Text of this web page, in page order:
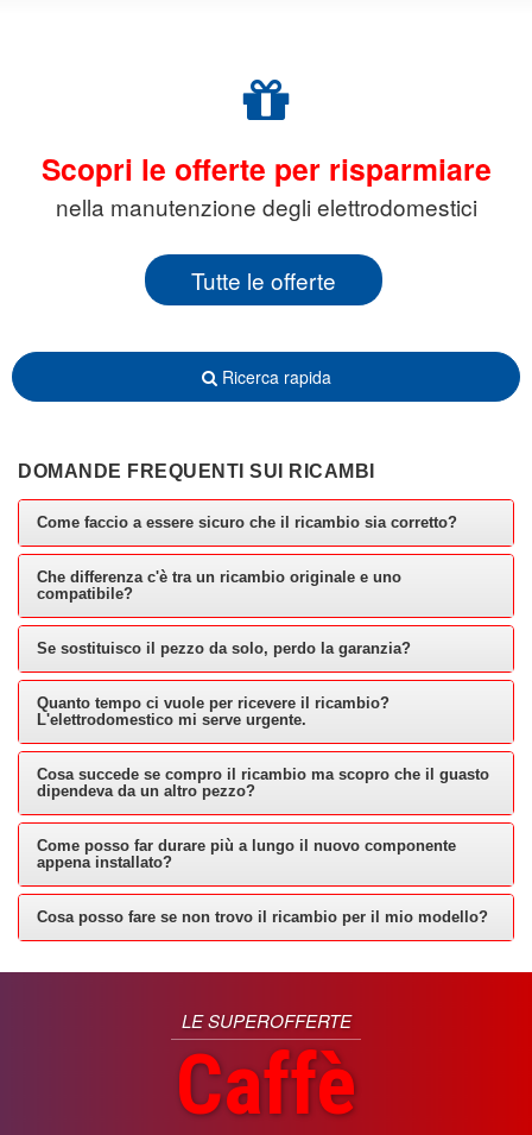
Scopri le offerte per risparmiare
nella manutenzione degli elettrodomestici
Tutte le offerte
Ricerca rapida
DOMANDE FREQUENTI SUI RICAMBI
Come faccio a essere sicuro che il ricambio sia corretto?
Che differenza c'è tra un ricambio originale e uno
compatibile?
Se sostituisco il pezzo da solo, perdo la garanzia?
Quanto tempo ci vuole per ricevere il ricambio?
L'elettrodomestico mi serve urgente.
Cosa succede se compro il ricambio ma scopro che il guasto
dipendeva da un altro pezzo?
Come posso far durare più a lungo il nuovo componente
appena installato?
Cosa posso fare se non trovo il ricambio per il mio modello?
LE SUPEROFFERTE
Caffè